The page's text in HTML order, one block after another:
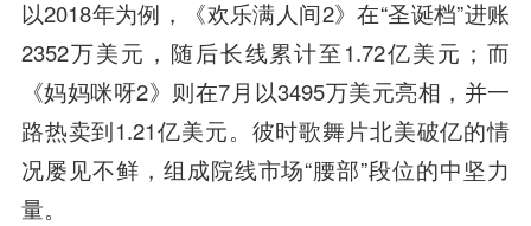
以2018年为例，《欢乐满人间2》在“圣诞档”进账
2352万美元，随后长线累计至1.72亿美元；而
《妈妈咪呀2》则在7月以3495万美元亮相，并一
路热卖到1.21亿美元。彼时歌舞片北美破亿的情
况屡见不鲜，组成院线市场“腰部”段位的中坚力
量。